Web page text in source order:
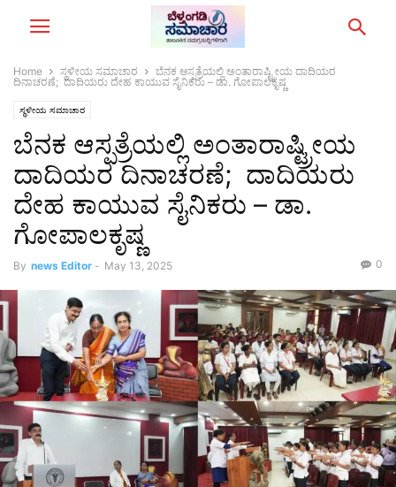
Home ಸ್ಥಳೀಯ ಸಮಾಚಾರ
ಬೆನಕ ಆಸ್ಪತ್ರೆಯಲ್ಲಿ ಅಂತಾರಾಷ್ಟ್ರೀಯ ದಾದಿಯರ
ದಿನಾಚರಣೆ; ದಾದಿಯರು ದೇಹ ಕಾಯುವ ಸೈನಿಕರು – ಡಾ. ಗೋಪಾಲಕೃಷ್ಣ
ಸ್ಥಳೀಯ ಸಮಾಚಾರ
ಬೆನಕ ಆಸ್ಪತ್ರೆಯಲ್ಲಿ ಅಂತಾರಾಷ್ಟ್ರೀಯ
ದಾದಿಯರ ದಿನಾಚರಣೆ; ದಾದಿಯರು
ದೇಹ ಕಾಯುವ ಸೈನಿಕರು – ಡಾ.
ಗೋಪಾಲಕೃಷ್ಣ
By news Editor - May 13, 2025 0